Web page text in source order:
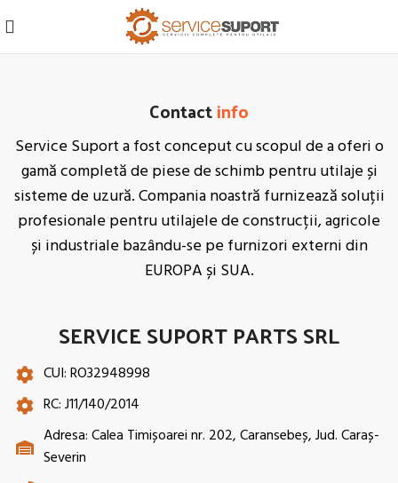
Contactinfo
Service Suport a fost conceput cu scopul de a oferi o
gamă completă de piese de schimb pentru utilaje și
sisteme de uzură. Compania noastră furnizează soluții
profesionale pentru utilajele de construcții, agricole
și industriale bazându-se pe furnizori externi din
EUROPA și SUA.
SERVICE SUPORT PARTS SRL
CUI: RO32948998
RC: J11/140/2014
Adresa: Calea Timișoarei nr. 202, Caransebeș, Jud. Caraș-
Severin